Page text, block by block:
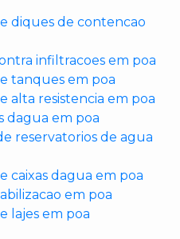
diques de contencao
infiltracoes em poa
tanques em poa
alta resistencia em poa
dagua em poa
reservatorios de agua
caixas dagua em poa
em poa
lajes em poa